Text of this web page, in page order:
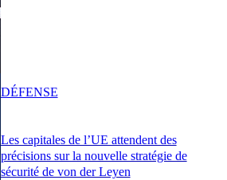
Les capitales de l’UE attendent des
précisions sur la nouvelle stratégie de
sécurité de von der Leyen
DÉFENSE